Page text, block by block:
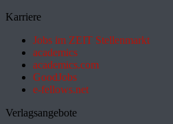
Karriere
Jobs im ZEIT Stellenmarkt
academics
academics.com
GoodJobs
e-fellows.net
Verlagsangebote